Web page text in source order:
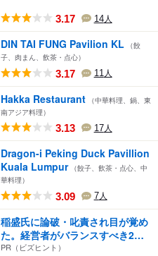
3.17 14人
DIN TAI FUNG Pavilion KL （餃
子、肉まん、飲茶・点心）
3.17 11人
Hakka Restaurant （中華料理、鍋、東
南アジア料理）
3.13 17人
Dragon-i Peking Duck Pavillion
Kuala Lumpur （餃子、飲茶・点心、中
華料理）
3.09 7人
稲盛氏に論破・叱責され目が覚め
た。経営者がバランスすべき2
つ...
PR（ビズヒント）